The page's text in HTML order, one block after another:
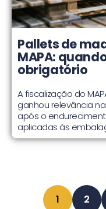
Pallets de
MAPA:
obrigatório
A fiscalização do
ganhou relevância
após o
aplicadas às
1 2